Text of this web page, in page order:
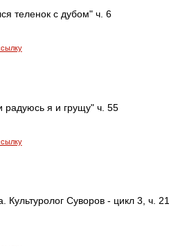
теленок с дубом" ч. 6
радуюсь я и грущу" ч. 55
Культуролог Суворов - цикл 3, ч.